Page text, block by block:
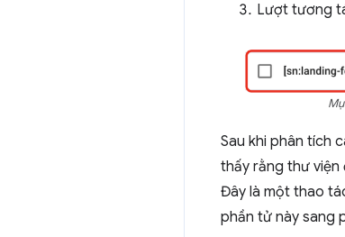
Lượt tương
Sau khi phân tích
thấy rằng thư viện
Đây là một thao
phần tử này sang